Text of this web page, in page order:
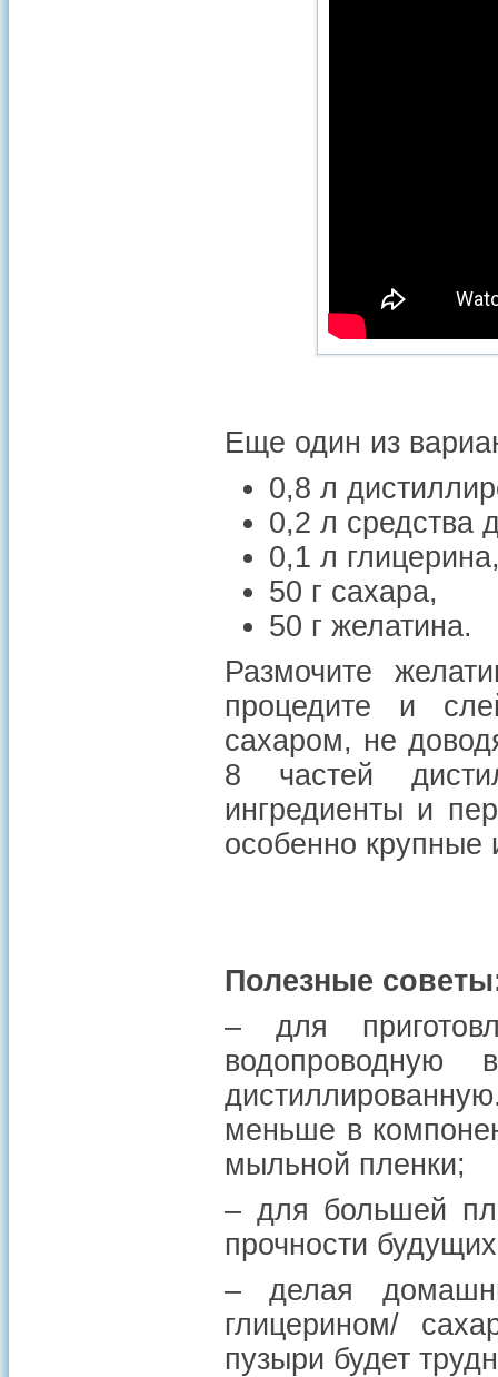
Еще один из
0,8 л
0,2 л средства
0,1 л
50 г сахара,
50 г желатина.
Размочите
процедите и
сахаром, не
8 частей
ингредиенты и
особенно крупные
Полезные
– для
меньше в
мыльной пленки;
– для большей
прочности
– делая
глицерином/
пузыри будет